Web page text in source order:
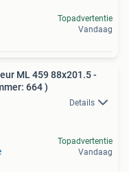
Topadvertentie
Vandaag
ML 459 88x201.5 -
664 )
Details
Topadvertentie
Vandaag